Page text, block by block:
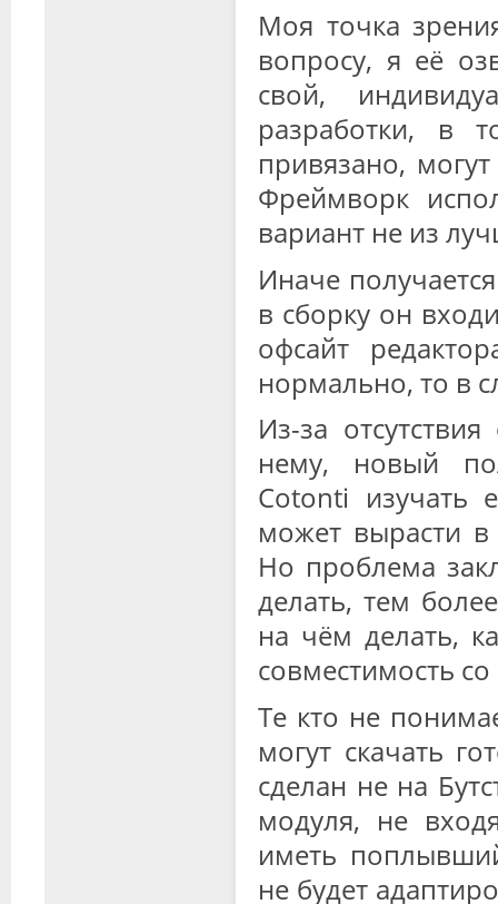
Моя точка
вопросу, я её
свой,
разработки, в
привязано,
Фреймворк
вариант не из
Иначе
в сборку он
офсайт
нормально, то в
Из-за
нему, новый
Cotonti изучать
может вырасти
Но проблема
делать, тем
на чём делать,
совместимость
Те кто не
могут скачать
сделан не на
модуля, не
иметь
не будет